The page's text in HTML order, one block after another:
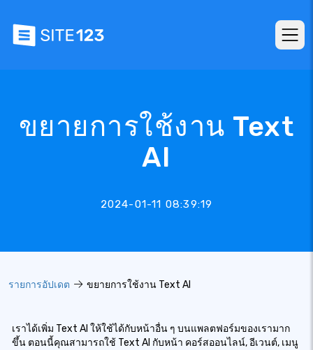
ขยายการใช้งาน Text
AI
2024-01-11 08:39:19
รายการอัปเดต ขยายการใช้งาน Text AI
เราได้เพิ่ม Text AI ให้ใช้ได้กับหน้าอื่น ๆ บนแพลตฟอร์มของเรามาก
ขึ้น ตอนนี้คุณสามารถใช้ Text AI กับหน้า คอร์สออนไลน์, อีเวนต์, เมนู